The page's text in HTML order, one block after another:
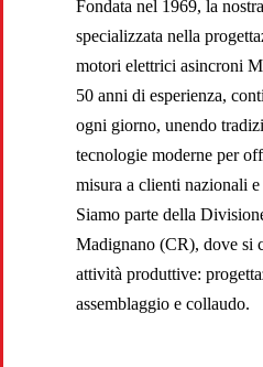
Fondata nel 1969, la
specializzata nella
motori elettrici asincroni
50 anni di esperienza,
ogni giorno, unendo
tecnologie moderne per
misura a clienti nazionali
Siamo parte della
Madignano (CR), dove si
attività produttive:
assemblaggio e collaudo.